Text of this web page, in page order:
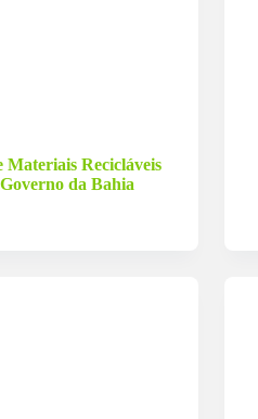
Materiais Recicláveis
da Bahia